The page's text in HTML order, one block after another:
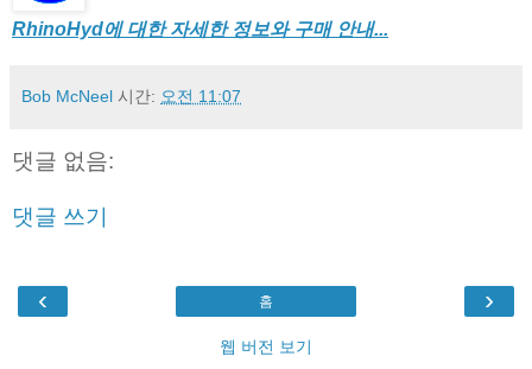
RhinoHyd에 대한 자세한 정보와 구매 안내...
Bob McNeel 시간: 오전 11:07
댓글 없음:
댓글 쓰기
‹ ›
홈
웹 버전 보기